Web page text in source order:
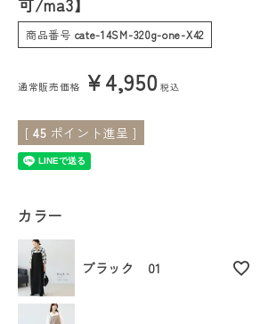
会員ステージ特典プログラムについて
ご利用ガイド
商品番号 cate-14SM-320g-one-X42
通常販売価格 ¥4,950 税込
[ 45 ポイント進呈 ]
カラー
ブラック 01